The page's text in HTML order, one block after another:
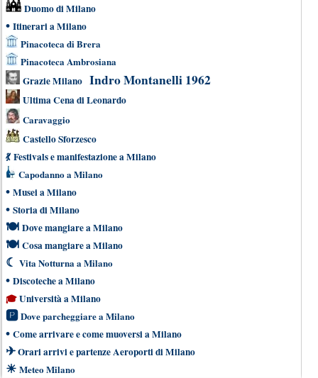
Duomo di Milano
• Itinerari a Milano
Pinacoteca di Brera
Pinacoteca Ambrosiana
Grazie Milano Indro Montanelli 1962
Ultima Cena di Leonardo
Caravaggio
Castello Sforzesco
💃 Festivals e manifestazione a Milano
Capodanno a Milano
• Musei a Milano
• Storia di Milano
🍽 Dove mangiare a Milano
🍽 Cosa mangiare a Milano
☾ Vita Notturna a Milano
• Discoteche a Milano
🎓Università a Milano
🅿 Dove parcheggiare a Milano
• Come arrivare e come muoversi a Milano
✈Orari arrivi e partenze Aeroporti di Milano
☀ Meteo Milano